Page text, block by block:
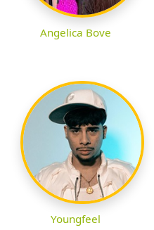
Angelica Bove
Youngfeel